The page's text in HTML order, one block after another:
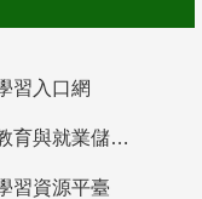
習入口網
青年教育與就業儲蓄帳戶
習資源平臺